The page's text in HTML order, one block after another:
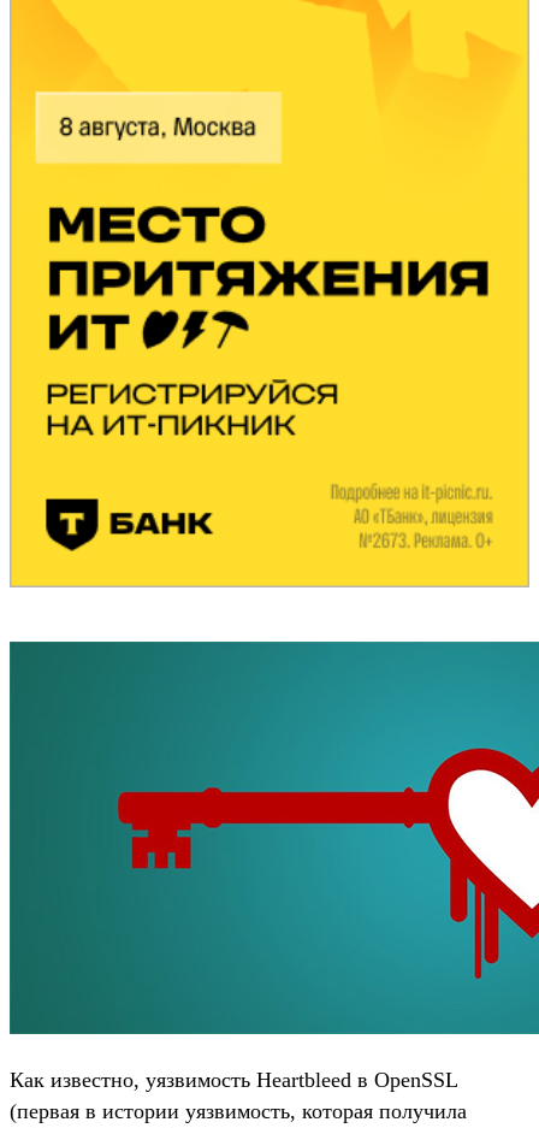
Как известно, уязвимость Heartbleed в OpenSSL
(первая в истории уязвимость, которая получила